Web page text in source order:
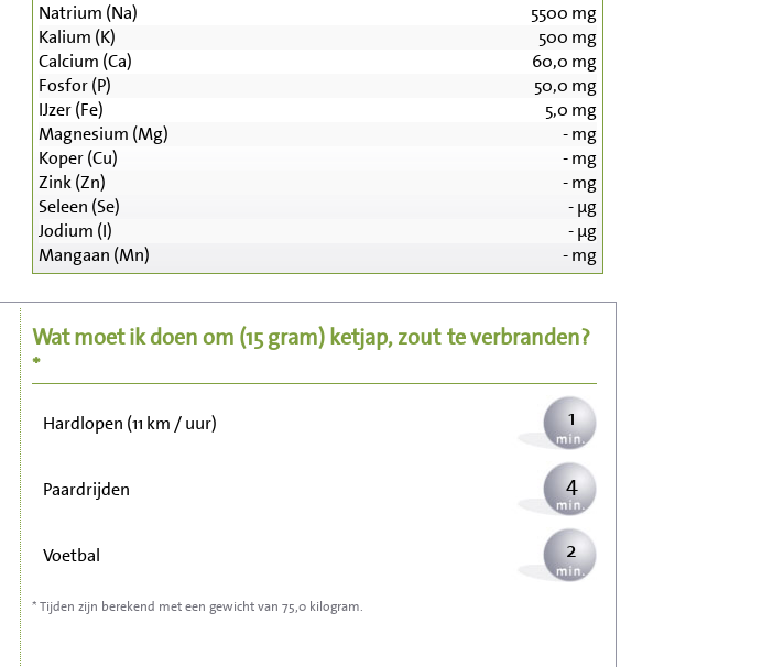
Natrium (Na) 5500 mg
Kalium (K)
500 mg
Calcium (Ca)
60,0 mg
Fosfor (P)
50,0 mg
IJzer (Fe)
5,0 mg
Magnesium (Mg)
-mg
Koper (Cu)
-mg
Zink (Zn)
-mg
Seleen (Se)
-µg
Jodium (I)
-µg
Mangaan (Mn)
-mg
Wat moet ik doen om (15 gram)ketjap, zout te verbranden?
*
Zitten, tv kijken 14
3
Hardlopen (11 km / uur) 1
Paardrijden 4
Voetbal 2
Stofzuigen
* Tijden zijn berekend met een gewicht van 75,0 kilogram.